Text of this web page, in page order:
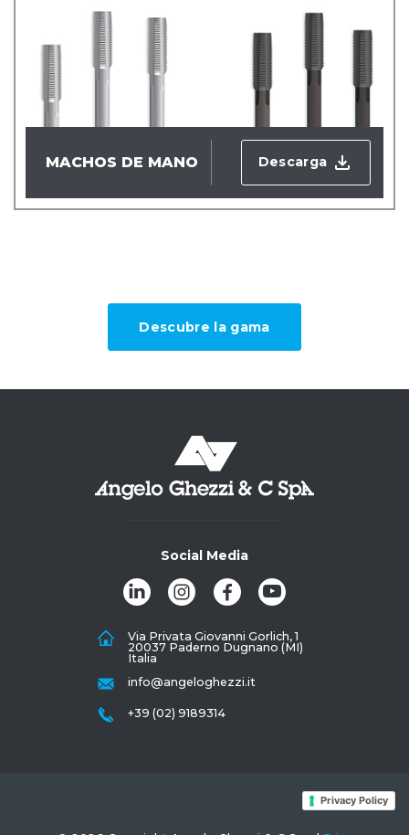
MACHOS DE MANO Descarga
Descubre la gama
Social Media
Via Privata Giovanni Gorlich, 1
20037 Paderno Dugnano (MI)
Italia
info@angeloghezzi.it
+39 (02) 9189314
Privacy Policy